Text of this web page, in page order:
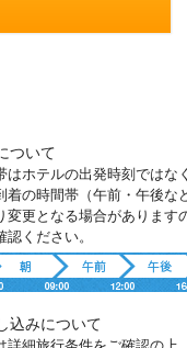
ついて
はホテルの出発時刻ではな
着の時間帯（午前・午後な
変更となる場合があります
認ください。
込みについて